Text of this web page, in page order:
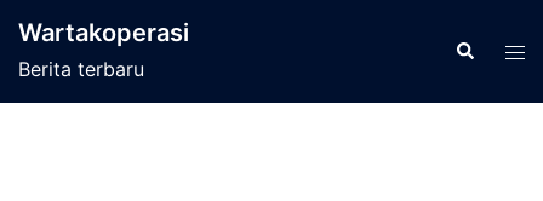
Wartakoperasi
Berita terbaru
Cari